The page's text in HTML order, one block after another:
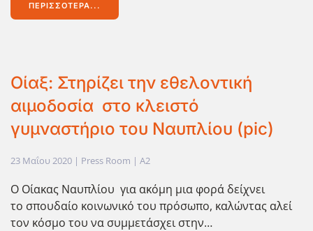
ΠΕΡΙΣΣΌΤΕΡΑ...
Οίαξ: Στηρίζει την εθελοντική
αιμοδοσία στο κλειστό
γυμναστήριο του Ναυπλίου (pic)
23 Μαΐου 2020 | Press Room | A2
O Οίακας Ναυπλίου για ακόμη μια φορά δείχνει
το σπουδαίο κοινωνικό του πρόσωπο, καλώντας αλεί
τον κόσμο του να συμμετάσχει στην…